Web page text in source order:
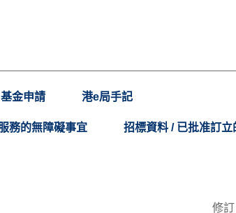
基金申請 港e局手記
務的無障礙事宜
招標資料 / 已批准訂立
修訂